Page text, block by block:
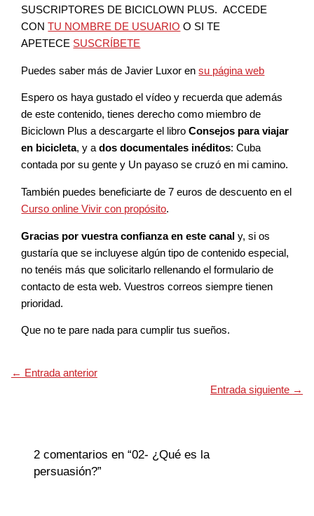
SUSCRIPTORES DE BICICLOWN PLUS. ACCEDE
CONTU NOMBRE DE USUARIO O SI TE
APETECE SUSCRÍBETE
Puedes saber más de Javier Luxor ensu página web
Espero os haya gustado el vídeo y recuerda que además
de este contenido, tienes derecho como miembro de
Biciclown Plus a descargarte el libroConsejos para viajar
en bicicleta, y ados documentales inéditos: Cuba
contada por su gente y Un payaso se cruzó en mi camino.
También puedes beneficiarte de 7 euros de descuento en el
Curso online Vivir con propósito.
Gracias por vuestra confianza en este canal y, si os
gustaría que se incluyese algún tipo de contenido especial,
no tenéis más que solicitarlo rellenando el formulario de
contacto de esta web. Vuestros correos siempre tienen
prioridad.
Que no te pare nada para cumplir tus sueños.
← Entrada anterior
Entrada siguiente →
2 comentarios en “02- ¿Qué es la
persuasión?”